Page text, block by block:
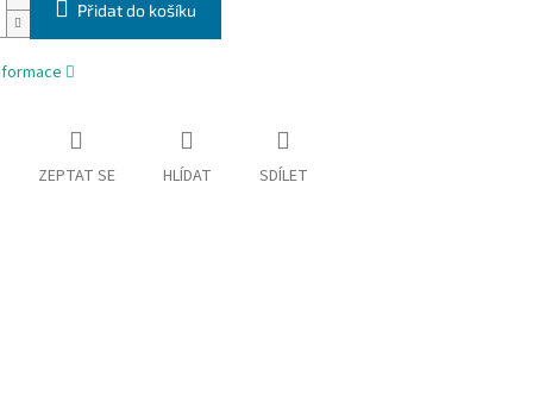
Přidat do košíku
ZEPTAT SE HLÍDAT SDÍLET